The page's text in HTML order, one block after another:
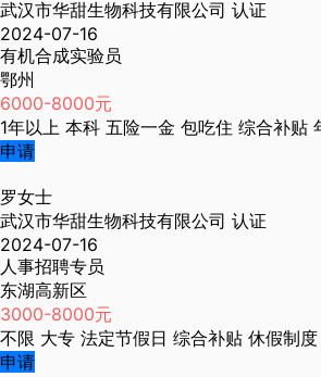
武汉市华甜生物科技有限公司 认证
2024-07-16
有机合成实验员
鄂州
6000-8000元
1年以上 本科 五险一金 包吃住 综合补贴
申请
罗女士
武汉市华甜生物科技有限公司 认证
2024-07-16
人事招聘专员
东湖高新区
3000-8000元
不限 大专 法定节假日 综合补贴 休假制度
申请